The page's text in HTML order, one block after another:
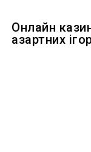
Онлайн
азартних